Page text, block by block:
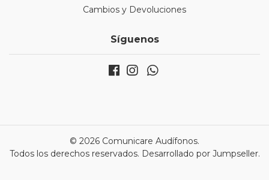
Cambios y Devoluciones
Síguenos
© 2026 Comunicare Audífonos.
Todos los derechos reservados. Desarrollado por Jumpseller.